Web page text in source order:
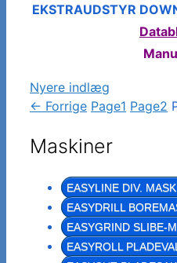
EKSTRAUDSTYR
Nyere indlæg
← Forrige Page1 Page2
Maskiner
EASYLINE DIV.
EASYDRILL
EASYGRIND SLIBE-
EASYROLL